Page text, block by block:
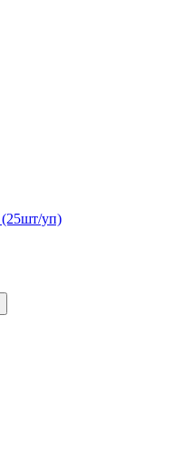
(25шт/уп)